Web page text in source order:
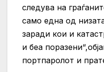
следува на
само една од
заради кои и
и беа
портпаролот и